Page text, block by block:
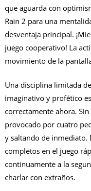
que aguarda con
Rain 2 para una
desventaja principal.
juego cooperativo! La
movimiento de la
Una disciplina limitada
imaginativo y profético
correctamente ahora.
provocado por cuatro
y saltando de inmediato.
completos en el juego
continuamente a la
charlar con extraños.